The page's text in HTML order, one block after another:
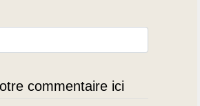
commentaire ici